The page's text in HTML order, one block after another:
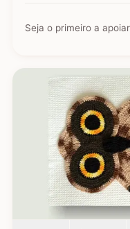
tenha caído direto
conferir as etapas…
Seja o primeiro a apoiar